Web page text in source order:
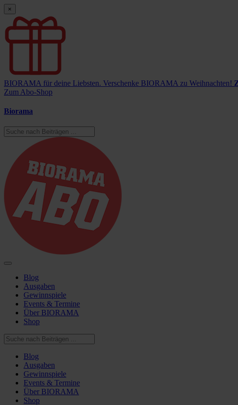
×
BIORAMA für deine Liebsten. Verschenke BIORAMA zu Weihnachten!
Zum Abo-Shop
Biorama
Blog
Ausgaben
Gewinnspiele
Events & Termine
Über BIORAMA
Shop
Blog
Ausgaben
Gewinnspiele
Events & Termine
Über BIORAMA
Shop